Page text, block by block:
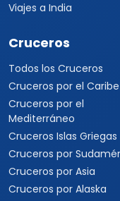
Viajes a India
Cruceros
Todos los Cruceros
Cruceros por el Caribe
Cruceros por el
Mediterráneo
Cruceros Islas Griegas
Cruceros por
Cruceros por Asia
Cruceros por Alaska